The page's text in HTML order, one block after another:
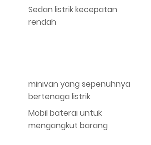
Sedan listrik kecepatan
rendah
minivan yang sepenuhnya
bertenaga listrik
Mobil baterai untuk
mengangkut barang